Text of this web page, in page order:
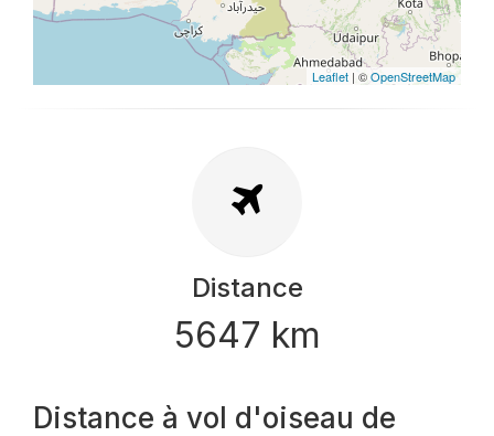
Leaflet | ©OpenStreetMap
Distance
5647 km
Distance à vol d'oiseau de